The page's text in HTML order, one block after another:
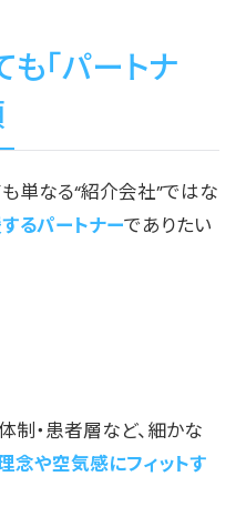
「パートナ
単なる“紹介会社”ではな
るパートナーでありたい
制・患者層など、細かな
念や空気感にフィットす